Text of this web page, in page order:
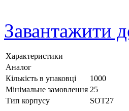
Завантажити
Характеристики
Аналог
Кількість в упаковці
1000
Мінімальне замовлення 25
Тип корпусу
SOT27